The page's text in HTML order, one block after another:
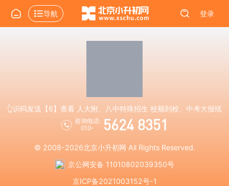
导航 登录
👆识码发送【6】查看 人大附、八中特殊招生 校额到校、中考大报纸
咨询电话:
010-
5624 8351
© 2008-2026北京小升初网 All Rights Reserved.
京公网安备 11010802039350号
京ICP备2021003152号-1